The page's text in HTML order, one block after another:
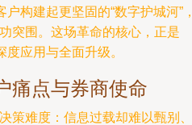
户构建起更坚固的“数字护城河”
突围。这场革命的核心，正是
度应用与全面升级。
痛点与券商使命
策难度：信息过载却难以甄别、